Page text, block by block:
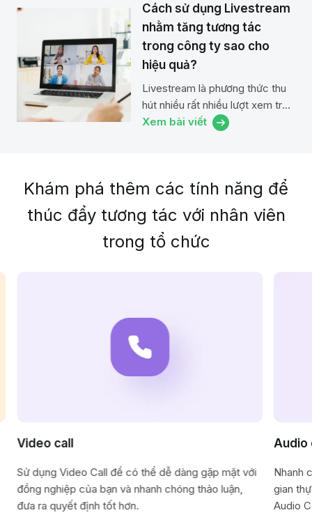
Cách sử dụng Livestream
nhằm tăng tương tác
trong công ty sao cho
hiệu quả?
Livestream là phương thức thu
hút nhiều rất nhiều lượt xem trên
mạng xã hội hiện nay. Bắt kịp xu
Xem bài viết
Khám phá thêm các tính năng để
thúc đẩytương tác với nhân viên
trong tổ chức
Video call
Sử dụng Video Call để có thể dễ dàng gặp mặt với
đồng nghiệp của bạn và nhanh chóng thảo luận,
đưa ra quyết định tốt hơn.
Audio
Nhanh
gian
Audio